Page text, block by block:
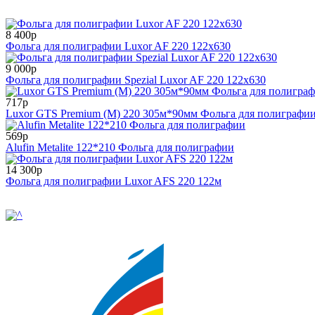
8 400р
Фольга для полиграфии Luxor AF 220 122x630
9 000р
Фольга для полиграфии Spezial Luxor AF 220 122x630
717р
Luxor GTS Premium (M) 220 305м*90мм Фольга для
569р
Alufin Metalite 122*210 Фольга для полиграфии
14 300р
Фольга для полиграфии Luxor AFS 220 122м